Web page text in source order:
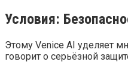
Условия:
Этому Venice AI уделяет
говорит о серьёзной